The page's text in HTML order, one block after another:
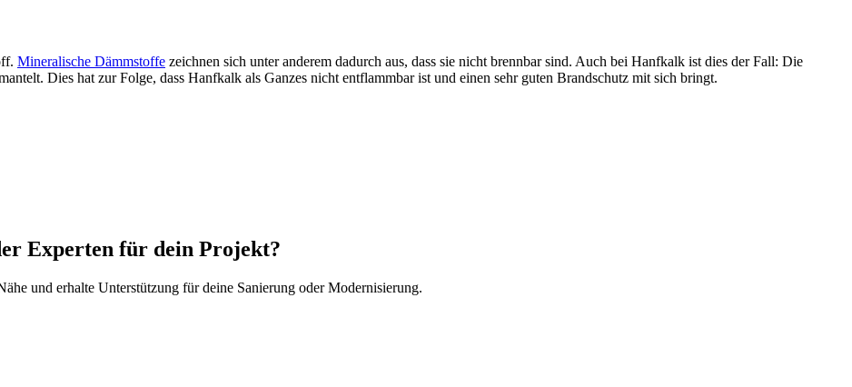
Mineralische Dämmstoffe zeichnen sich unter anderem dadurch aus, dass sie nicht brennbar sind. Auch bei Hanfkalk ist dies der Fall: Die
Dies hat zur Folge, dass Hanfkalk als Ganzes nicht entflammbar ist und einen sehr guten Brandschutz mit sich bringt.
Experten für dein Projekt?
und erhalte Unterstützung für deine Sanierung oder Modernisierung.